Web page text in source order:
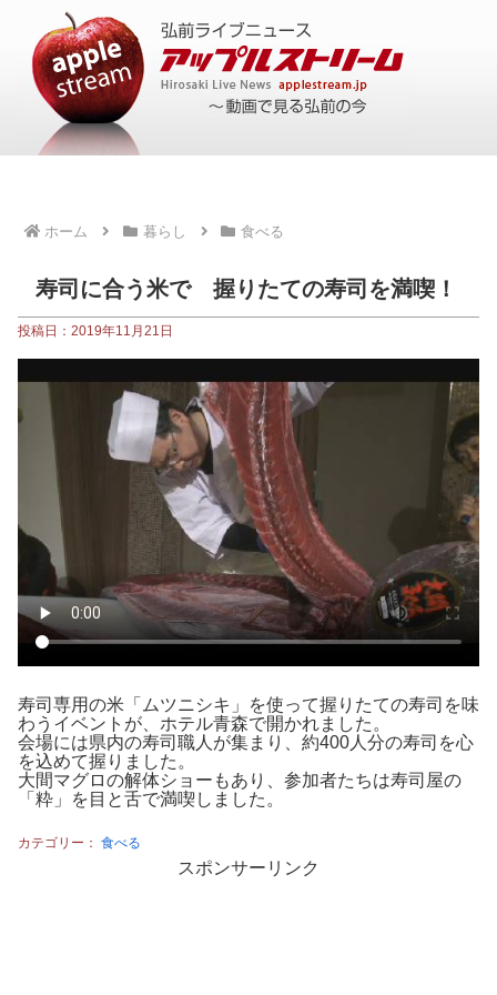
ホーム 暮らし 食べる
寿司に合う米で 握りたての寿司を満喫！
投稿日：2019年11月21日
寿司専用の米「ムツニシキ」を使って握りたての寿司を味
わうイベントが、ホテル青森で開かれました。
会場には県内の寿司職人が集まり、約400人分の寿司を心
を込めて握りました。
大間マグロの解体ショーもあり、参加者たちは寿司屋の
「粋」を目と舌で満喫しました。
カテゴリー： 食べる
スポンサーリンク